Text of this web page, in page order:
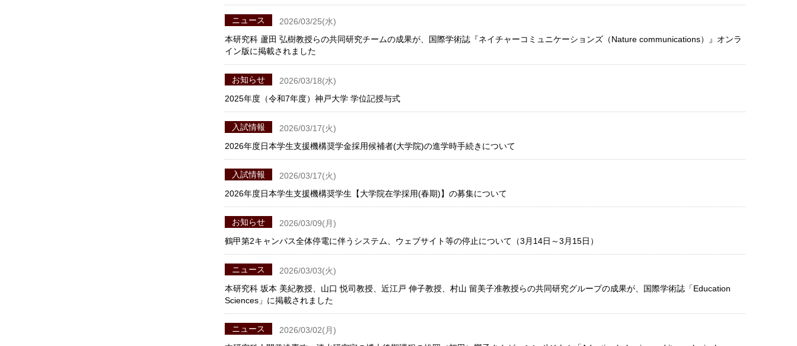
2026/03/25(水)
ニュース
本研究科 蘆田 弘樹教授らの共同研究チームの成果が、国際学術誌『ネイチャーコミュニケーションズ（Nature communications）』オンラ
イン版に掲載されました
2026/03/18(水)
お知らせ
2025年度（令和7年度）神戸大学 学位記授与式
2026/03/17(火)
入試情報
2026年度日本学生支援機構奨学金採用候補者(大学院)の進学時手続きについて
2026/03/17(火)
入試情報
2026年度日本学生支援機構奨学生【大学院在学採用(春期)】の募集について
2026/03/09(月)
お知らせ
鶴甲第2キャンパス全体停電に伴うシステム、ウェブサイト等の停止について（3月14日～3月15日）
2026/03/03(火)
ニュース
本研究科 坂本 美紀教授、山口 悦司教授、近江戸 伸子教授、村山 留美子准教授らの共同研究グループの成果が、国際学術誌「Education
Sciences」に掲載されました
2026/03/02(月)
ニュース